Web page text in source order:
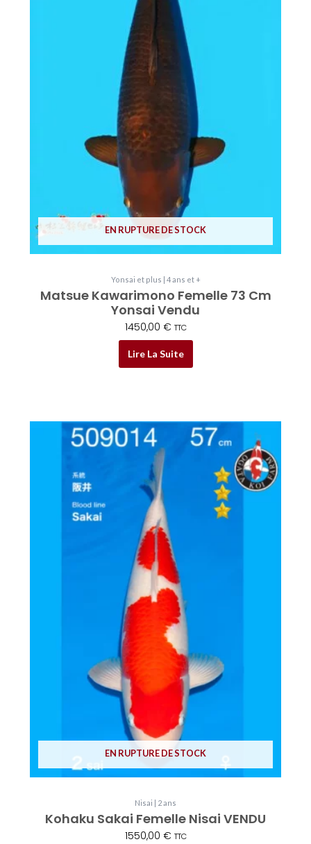
EN RUPTURE DE STOCK
Yonsai et plus | 4 ans et +
Matsue Kawarimono Femelle 73 Cm
Yonsai Vendu
1450,00 € TTC
Lire La Suite
EN RUPTURE DE STOCK
Nisai | 2 ans
Kohaku Sakai Femelle Nisai VENDU
1550,00 € TTC